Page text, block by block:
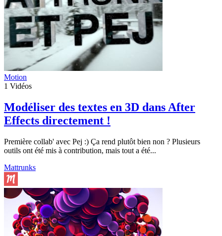
Motion
1 Vidéos
Modéliser des textes en 3D dans After
Effects directement !
Première collab' avec Pej :) Ça rend plutôt bien non ? Plusieurs
outils ont été mis à contribution, mais tout a été...
Mattrunks